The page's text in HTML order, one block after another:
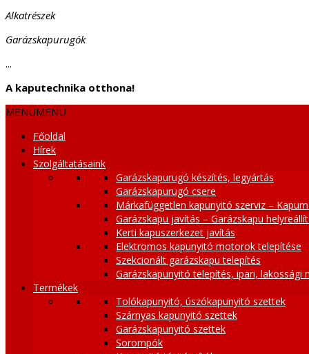
Alkatrészek
Garázskapurugók
...
A kaputechnika otthona!
MENÜMENÜ
Főoldal
Hírek
Szolgáltatásaink
Garázskapurugó készítés, legyártás
Garázskapurugó csere
Márkafüggetlen kapunyitó szerviz –
Garázskapu javítás – Garázskapu
Kerti kapuszerkezet javítás
Elektromos kapunyitó motorok telepítése
Szekcionált garázskapu telepítés
Garázskapunyitó telepítés, ipari, lakossági
Termékek
Tolókapunyitó, úszókapunyitó szettek
Szárnyas kapunyitó szettek
Garázskapunyitó szettek
Sorompók